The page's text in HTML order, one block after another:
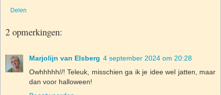
Delen
2 opmerkingen:
Marjolijn van Elsberg 4 september 2024 om 20:28
Owhhhhh//! Teleuk, misschien ga ik je idee wel jatten, maar
dan voor halloween!